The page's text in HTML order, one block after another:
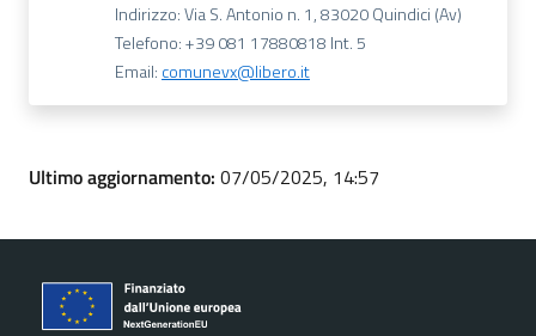
Indirizzo: Via S. Antonio n. 1, 83020 Quindici (Av)
Telefono: +39 081 17880818 Int. 5
Email: comunevx@libero.it
Ultimo aggiornamento: 07/05/2025, 14:57